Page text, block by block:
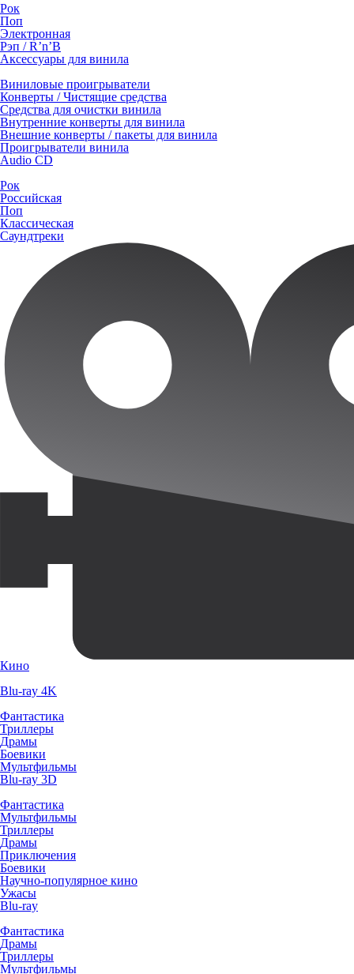
Рок
Поп
Электронная
Рэп / R’n’B
Аксессуары для винила
Виниловые проигрыватели
Конверты / Чистящие средства
Средства для очистки винила
Внутренние конверты для винила
Внешние конверты / пакеты для винила
Проигрыватели винила
Audio CD
Рок
Российская
Поп
Классическая
Саундтреки
Кино
Blu-ray 4K
Фантастика
Триллеры
Драмы
Боевики
Мультфильмы
Blu-ray 3D
Фантастика
Мультфильмы
Триллеры
Драмы
Приключения
Боевики
Научно-популярное кино
Ужасы
Blu-ray
Фантастика
Драмы
Триллеры
Мультфильмы